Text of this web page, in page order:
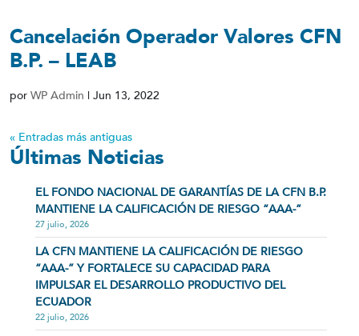
Cancelación Operador Valores CFN
B.P. – LEAB
por WP Admin | Jun 13, 2022
« Entradas más antiguas
Últimas Noticias
EL FONDO NACIONAL DE GARANTÍAS DE LA CFN B.P.
MANTIENE LA CALIFICACIÓN DE RIESGO “AAA-”
27 julio, 2026
LA CFN MANTIENE LA CALIFICACIÓN DE RIESGO
“AAA-” Y FORTALECE SU CAPACIDAD PARA
IMPULSAR EL DESARROLLO PRODUCTIVO DEL
ECUADOR
22 julio, 2026